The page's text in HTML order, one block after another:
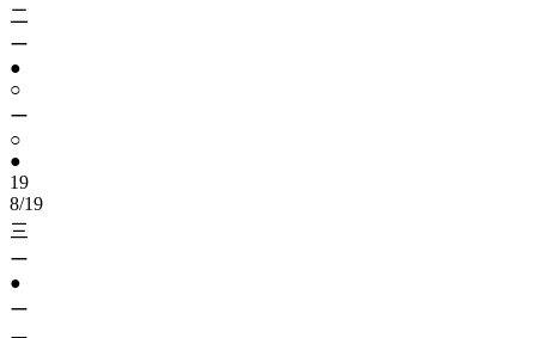
二
ー
●
○
ー
○
●
19
8/19
三
ー
●
ー